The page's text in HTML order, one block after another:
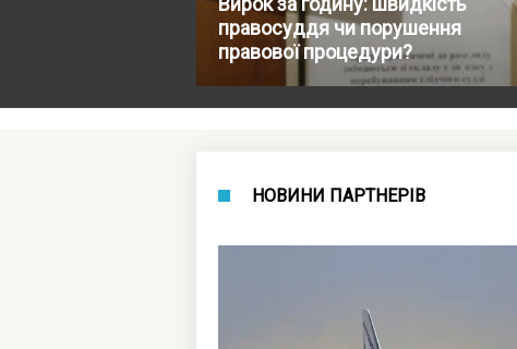
правосуддя чи порушення
правової процедури?
НОВИНИ ПАРТНЕРІВ